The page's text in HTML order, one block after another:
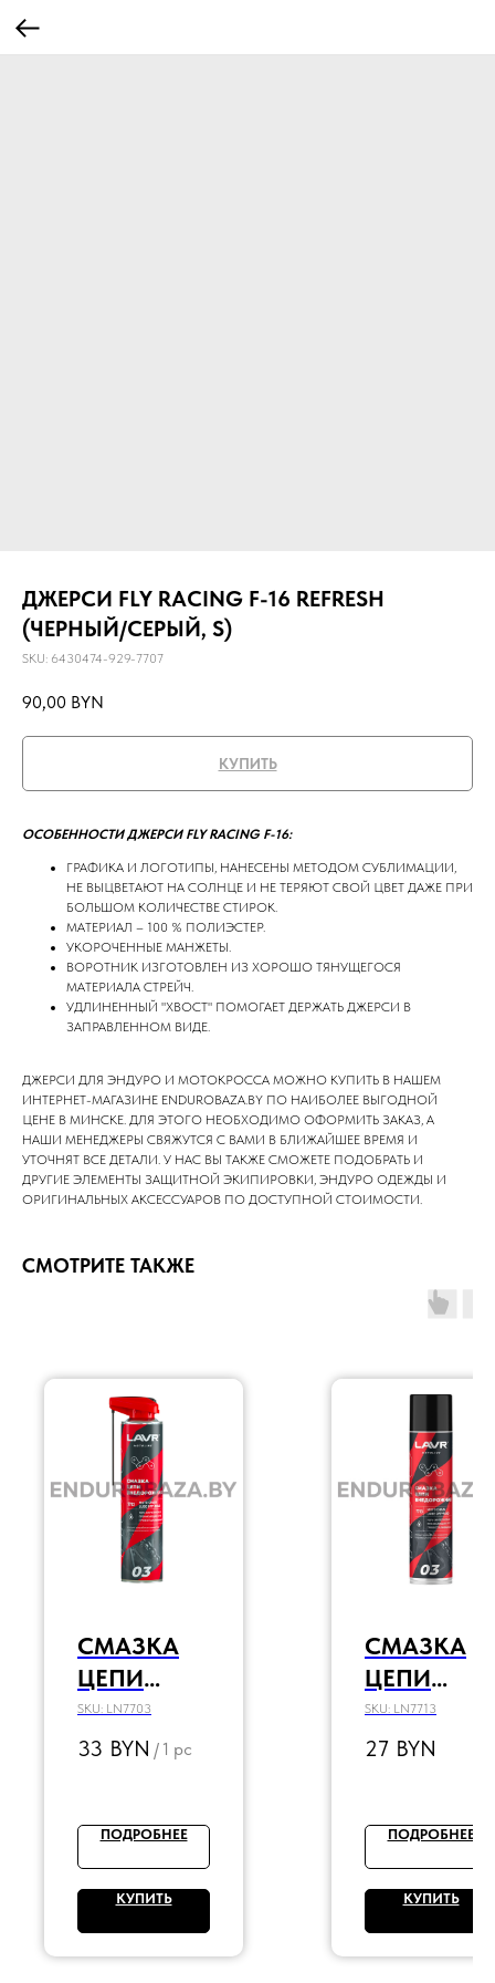
ДЖЕРСИ FLY RACING F-16 REFRESH
(ЧЕРНЫЙ/СЕРЫЙ, S)
SKU: 6430474-929-7707
90,00 BYN
КУПИТЬ
ОСОБЕННОСТИ ДЖЕРСИ FLY RACING F-16:
ГРАФИКА И ЛОГОТИПЫ, НАНЕСЕНЫ МЕТОДОМ СУБЛИМАЦИИ,
НЕ ВЫЦВЕТАЮТ НА СОЛНЦЕ И НЕ ТЕРЯЮТ СВОЙ ЦВЕТ ДАЖЕ ПРИ
БОЛЬШОМ КОЛИЧЕСТВЕ СТИРОК.
МАТЕРИАЛ – 100 % ПОЛИЭСТЕР.
УКОРОЧЕННЫЕ МАНЖЕТЫ.
ВОРОТНИК ИЗГОТОВЛЕН ИЗ ХОРОШО ТЯНУЩЕГОСЯ
МАТЕРИАЛА СТРЕЙЧ.
УДЛИНЕННЫЙ "ХВОСТ" ПОМОГАЕТ ДЕРЖАТЬ ДЖЕРСИ В
ЗАПРАВЛЕННОМ ВИДЕ.
ДЖЕРСИ ДЛЯ ЭНДУРО И МОТОКРОССА МОЖНО КУПИТЬ В НАШЕМ
ИНТЕРНЕТ-МАГАЗИНЕ ENDUROBAZA.BY ПО НАИБОЛЕЕ ВЫГОДНОЙ
ЦЕНЕ В МИНСКЕ. ДЛЯ ЭТОГО НЕОБХОДИМО ОФОРМИТЬ ЗАКАЗ, А
НАШИ МЕНЕДЖЕРЫ СВЯЖУТСЯ С ВАМИ В БЛИЖАЙШЕЕ ВРЕМЯ И
УТОЧНЯТ ВСЕ ДЕТАЛИ. У НАС ВЫ ТАКЖЕ СМОЖЕТЕ ПОДОБРАТЬ И
ДРУГИЕ ЭЛЕМЕНТЫ ЗАЩИТНОЙ ЭКИПИРОВКИ, ЭНДУРО ОДЕЖДЫ И
ОРИГИНАЛЬНЫХ АКСЕССУАРОВ ПО ДОСТУПНОЙ СТОИМОСТИ.
СМОТРИТЕ ТАКЖЕ
СМАЗКА
ЦЕПИ
ВНЕДОРО
ЖНАЯ
МЛ
SKU: LN7703
33 BYN / 1 pc
ПОДРОБНЕЕ
КУПИТЬ
СМАЗКА
ЦЕПИ
ВНЕДОРО
ЖНАЯ
МЛ
SKU: LN7713
27 BYN
ПОДРОБНЕЕ
КУПИТЬ